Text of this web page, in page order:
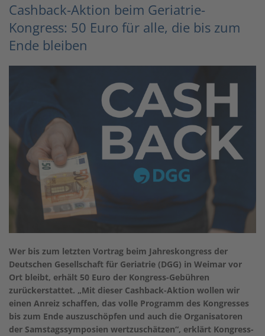
Cashback-Aktion beim Geriatrie-
Kongress: 50 Euro für alle, die bis zum
Ende bleiben
Wer bis zum letzten Vortrag beim Jahreskongress der
Deutschen Gesellschaft für Geriatrie (DGG) in Weimar vor
Ort bleibt, erhält 50 Euro der Kongress-Gebühren
zurückerstattet. „Mit dieser Cashback-Aktion wollen wir
einen Anreiz schaffen, das volle Programm des Kongresses
bis zum Ende auszuschöpfen und auch die Organisatoren
der Samstagssymposien wertzuschätzen“, erklärt Kongress-